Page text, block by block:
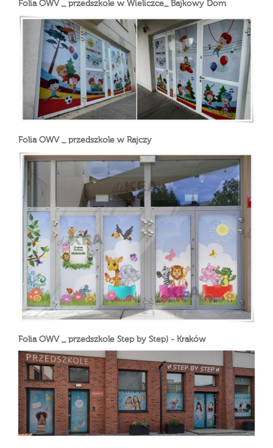
Folia OWV _ przedszkole w Wieliczce_ Bajkowy Dom
Folia OWV _ przedszkole w Rajczy
Folia OWV _ przedszkole Step by Step) - Kraków